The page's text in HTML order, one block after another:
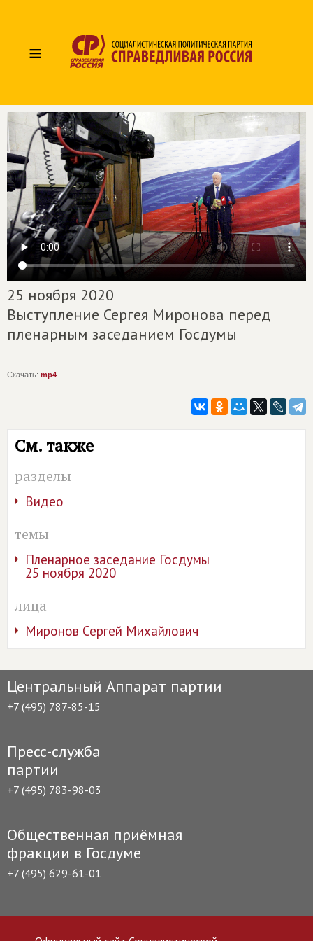
≡
25 ноября 2020
Выступление Сергея Миронова перед
пленарным заседанием Госдумы
Скачать: mp4
См. также
разделы
Видео
темы
Пленарное заседание Госдумы
25 ноября 2020
лица
Миронов Сергей Михайлович
Центральный Аппарат партии
+7 (495) 787-85-15
Пресс-служба
партии
+7 (495) 783-98-03
Общественная приёмная
фракции в Госдуме
+7 (495) 629-61-01